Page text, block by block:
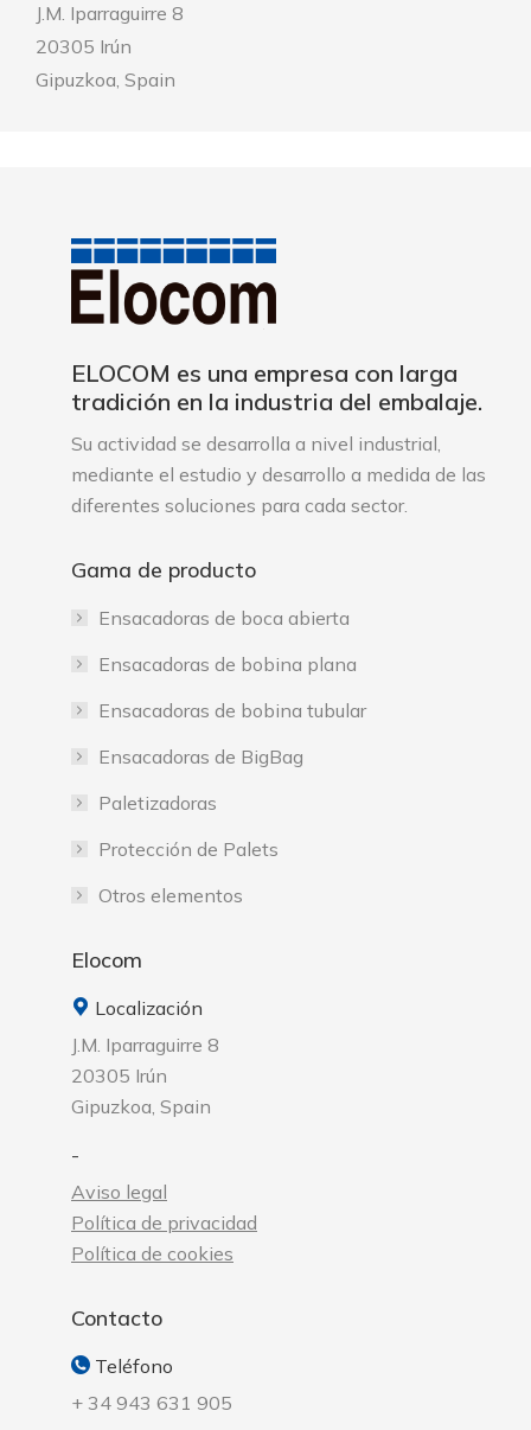
J.M. Iparraguirre 8
20305 Irún
Gipuzkoa, Spain
ELOCOM es una empresa con larga
tradición en la industria del embalaje.
Su actividad se desarrolla a nivel industrial,
mediante el estudio y desarrollo a medida de las
diferentes soluciones para cada sector.
Gama de producto
Ensacadoras de boca abierta
Ensacadoras de bobina plana
Ensacadoras de bobina tubular
Ensacadoras de BigBag
Paletizadoras
Protección de Palets
Otros elementos
Elocom
Localización
J.M. Iparraguirre 8
20305 Irún
Gipuzkoa, Spain
-
Aviso legal
Política de privacidad
Política de cookies
Contacto
Teléfono
+ 34 943 631 905